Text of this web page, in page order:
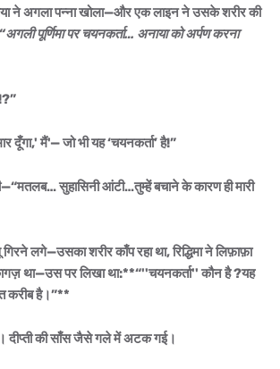
ने अगला पन्ना खोला—और एक लाइन ने उसके शरीर की
“अगली पूर्णिमा परचयनकर्ता… अनाया को अर्पण करना
दूँगा,' मैं'— जो भी यह ‘चयनकर्ता’ है!”
सुहासिनी आंटी…तुम्हें बचाने के कारण ही मारी
लगे—उसका शरीर काँप रहा था, रिद्धिमा ने लिफ़ाफ़ा
था—उस पर लिखा था:**“''चयनकर्ता'' कौन है ?यह
करीब है।”**
दीप्ती की साँस जैसे गले में अटक गई।